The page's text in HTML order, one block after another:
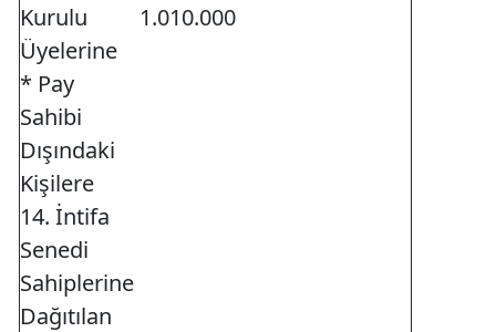
Kurulu
Üyelerine
1.010.000
* Pay
Sahibi
Dışındaki
Kişilere
14. İntifa
Senedi
Sahiplerine
Dağıtılan